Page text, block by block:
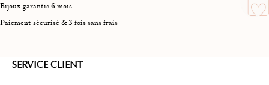
Bijoux garantis 6 mois
Paiement sécurisé & 3 fois sans frais
SERVICE CLIENT